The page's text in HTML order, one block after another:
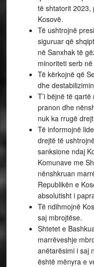
të shtatorit 2023,
Kosovë.
Të ushtrojnë
siguruar që
në Sanxhak të
minoriteti serb
Të kërkojnë që
dhe
T’i bëjnë të
pranon dhe
nuk ka rrugë
Të informojnë
drejtë të
sanksione ndaj
Komunave me
nënshkruan
Republikën e
absolutisht i
Të ndihmojnë
saj mbrojtëse.
Shtetet e
marrëveshje
anëtarësimi i saj
është mënyra e